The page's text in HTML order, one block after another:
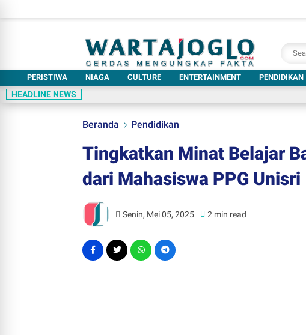
PERISTIWA NIAGA CULTURE ENTERTAINMENT PENDIDIKAN
HEADLINE NEWS
Beranda Pendidikan
Tingkatkan Minat Belajar
dari Mahasiswa PPG Unisri
Senin, Mei 05, 2025 2 min read